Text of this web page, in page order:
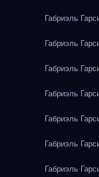
Габриэль
Габриэль
Габриэль
Габриэль
Габриэль
Габриэль
Габриэль